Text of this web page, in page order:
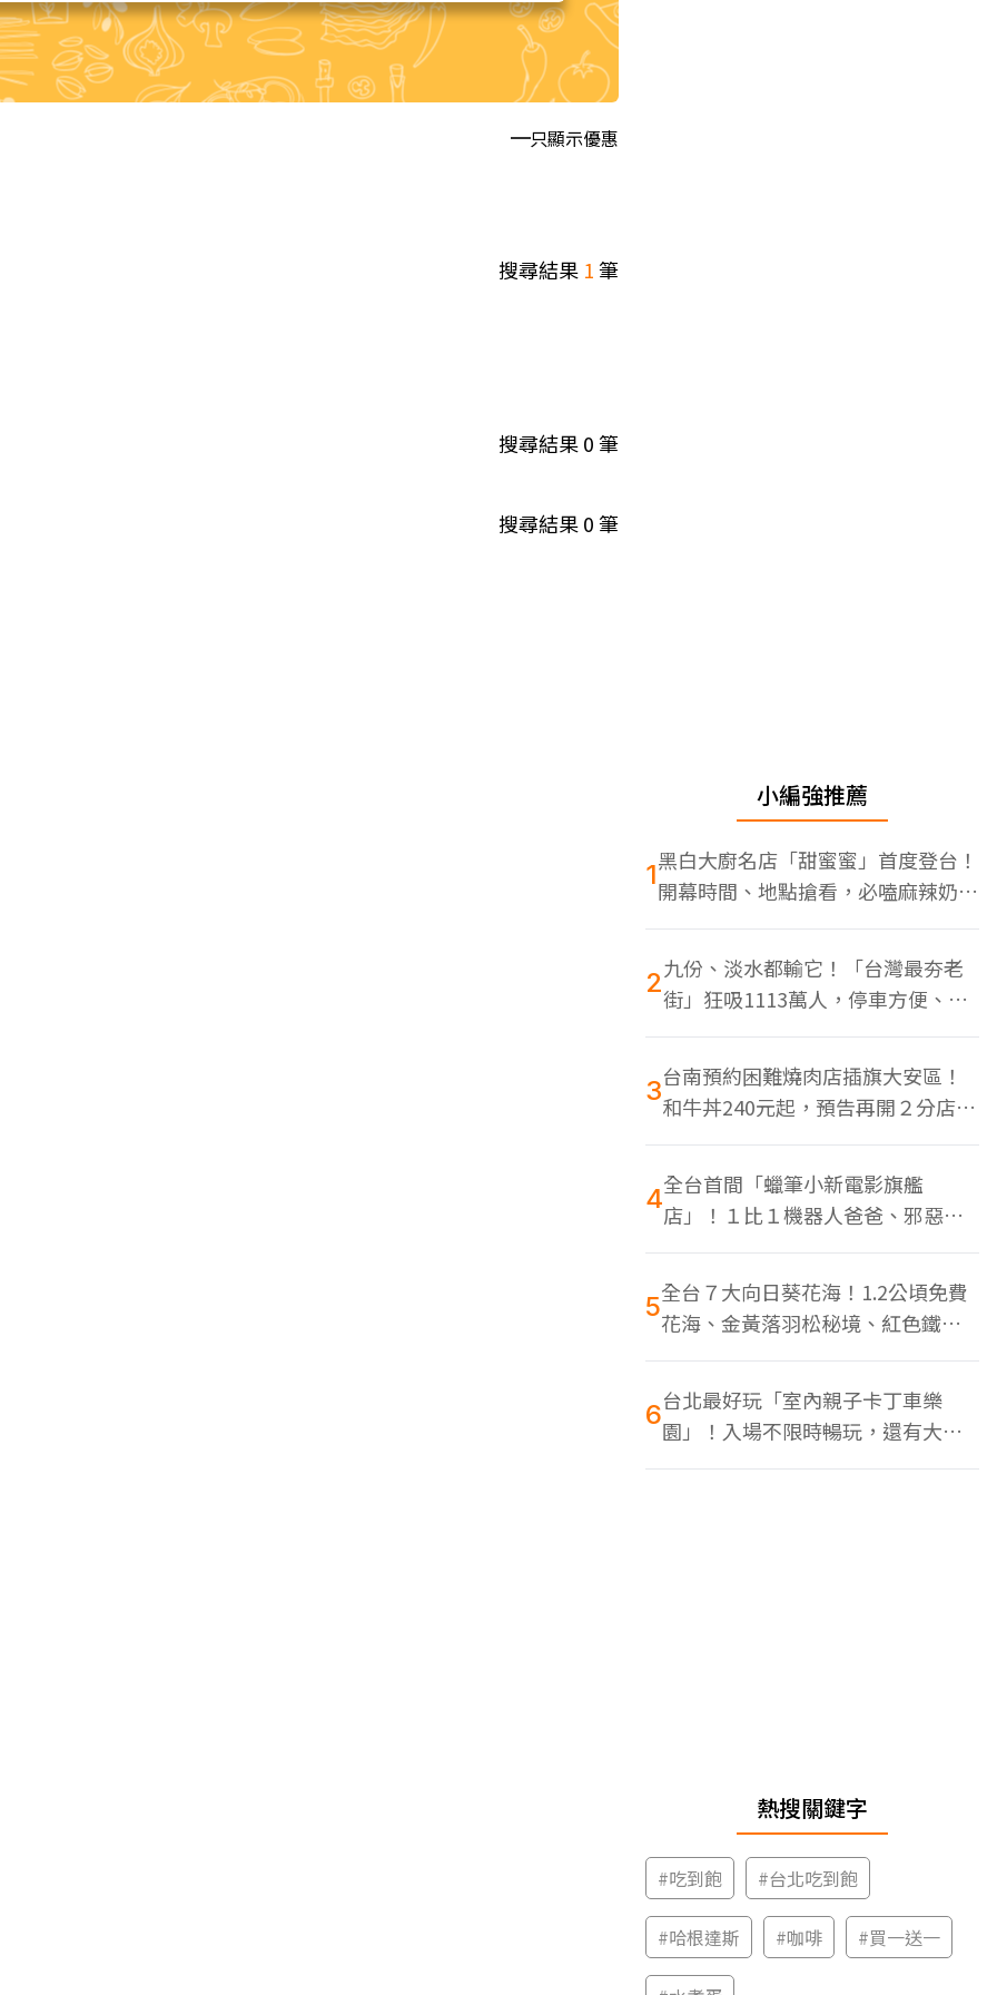
只顯示優惠
搜尋結果 1筆
搜尋結果0筆
搜尋結果0筆
小編強推薦
1黑白大廚名店「甜蜜蜜」首度登台！
開幕時間、地點搶看，必嗑麻辣奶油
蝦
2九份、淡水都輸它！「台灣最夯老
街」狂吸1113萬人，停車方便、特
色美食多
3台南預約困難燒肉店插旗大安區！
和牛丼240元起，預告再開２分店、
地點曝光
4全台首間「蠟筆小新電影旗艦
店」！１比１機器人爸爸、邪惡正
男，百款周邊買翻
5全台７大向日葵花海！1.2公頃免費
花海、金黃落羽松秘境、紅色鐵橋
同框
6台北最好玩「室內親子卡丁車樂
園」！入場不限時暢玩，還有大螢
幕Switch遊戲區
熱搜關鍵字
#吃到飽 #台北吃到飽
#哈根達斯 #咖啡 #買一送一